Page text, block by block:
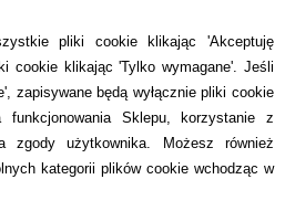
pliki cookie klikając 'Akceptuję
cookie klikając 'Tylko wymagane'. Jeśli
zapisywane będą wyłącznie pliki cookie
funkcjonowania Sklepu, korzystanie z
zgody użytkownika. Możesz również
kategorii plików cookie wchodząc w